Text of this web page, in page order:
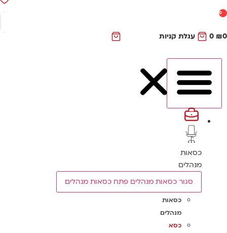
0
₪
0 עגלת קניות
כסאות
מנהלים
סגור כסאות מנהלים פתח כסאות מנהלים
כסאות
מנהלים
כסא